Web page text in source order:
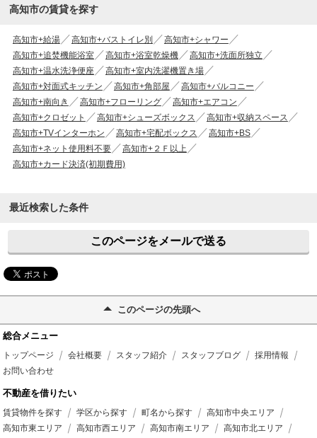
高知市の賃貸を探す
高知市+給湯 高知市+バストイレ別
高知市+シャワー
高知市+追焚機能浴室
高知市+浴室乾燥機
高知市+洗面所独立
高知市+温水洗浄便座
高知市+室内洗濯機置き場
高知市+対面式キッチン
高知市+角部屋
高知市+バルコニー
高知市+南向き
高知市+フローリング
高知市+エアコン
高知市+クロゼット
高知市+シューズボックス
高知市+収納スペース
高知市+TVインターホン
高知市+宅配ボックス
高知市+BS
高知市+ネット使用料不要
高知市+２Ｆ以上
高知市+カード決済(初期費用)
最近検索した条件
このページをメールで送る
このページの先頭へ
総合メニュー
トップページ 会社概要 スタッフ紹介 スタッフブログ
採用情報
お問い合わせ
不動産を借りたい
賃貸物件を探す 学区から探す 町名から探す
高知市中央エリア
高知市東エリア
高知市西エリア 高知市南エリア
高知市北エリア